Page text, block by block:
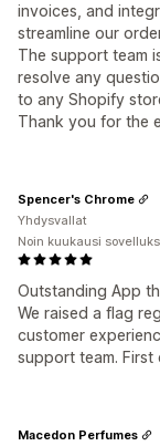
invoices, and
streamline our
The support team
resolve any
to any Shopify
Thank you for the
Outstanding App
We raised a flag
customer
support team. First
Spencer's Chrome
Yhdysvallat
Noin kuukausi
Macedon Perfumes